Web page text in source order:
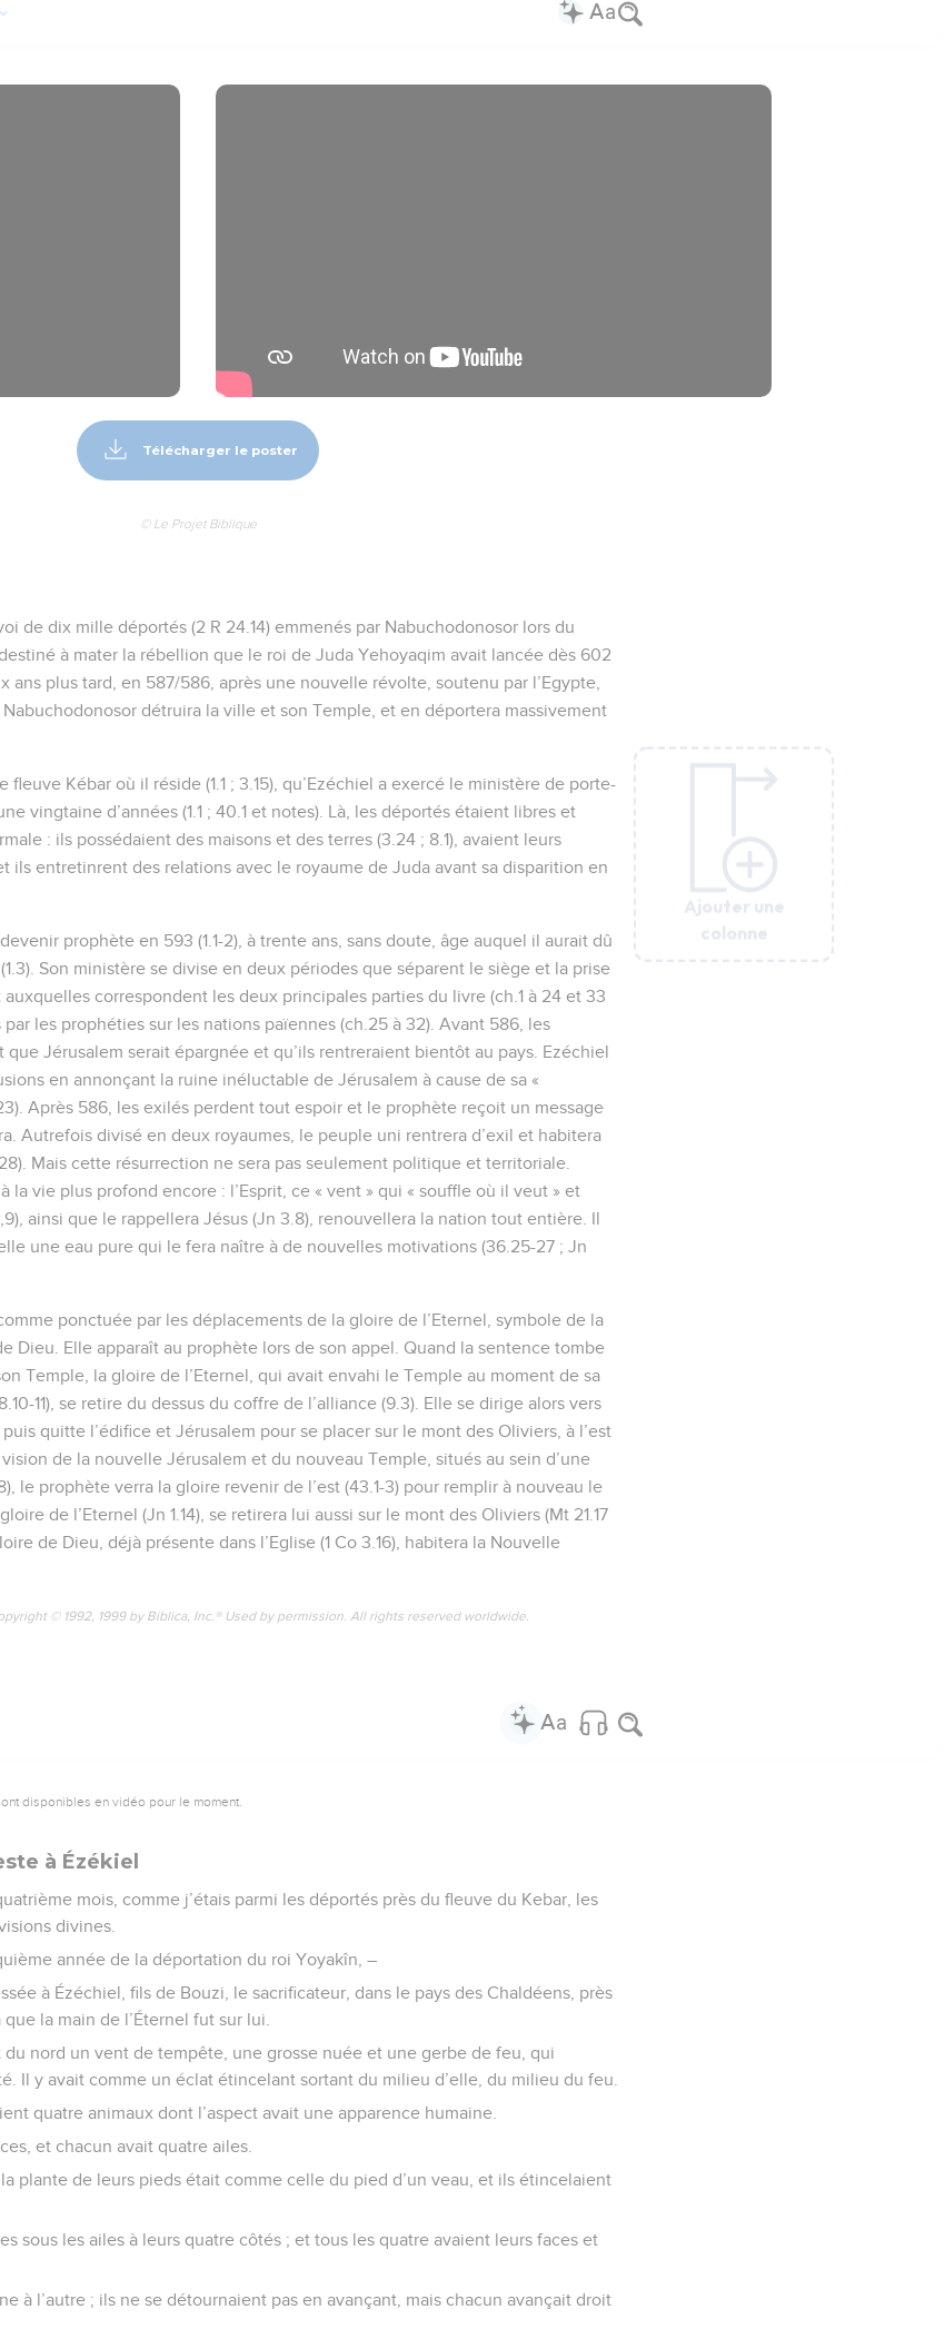
Ajouter une
colonne
Ajouter une
colonne
Télécharger le poster
© Le Projet Biblique
de dix mille déportés (2 R 24.14) emmenés par Nabuchodonosor lors du
à mater la rébellion que le roi de Juda Yehoyaqim avait lancée dès 602
ans plus tard, en 587/586, après une nouvelle révolte, soutenu par l’Egypte,
détruira la ville et son Temple, et en déportera massivement
fleuve Kébar où il réside (1.1 ; 3.15), qu’Ezéchiel a exercé le ministère de porte-
vingtaine d’années (1.1 ; 40.1 et notes). Là, les déportés étaient libres et
: ils possédaient des maisons et des terres (3.24 ; 8.1), avaient leurs
ils entretinrent des relations avec le royaume de Juda avant sa disparition en
prophète en 593 (1.1-2), à trente ans, sans doute, âge auquel il aurait dû
Son ministère se divise en deux périodes que séparent le siège et la prise
auxquelles correspondent les deux principales parties du livre (ch.1 à 24 et 33
les prophéties sur les nations païennes (ch.25 à 32). Avant 586, les
que Jérusalem serait épargnée et qu’ils rentreraient bientôt au pays. Ezéchiel
en annonçant la ruine inéluctable de Jérusalem à cause de sa «
Après 586, les exilés perdent tout espoir et le prophète reçoit un message
Autrefois divisé en deux royaumes, le peuple uni rentrera d’exil et habitera
Mais cette résurrection ne sera pas seulement politique et territoriale.
la vie plus profond encore : l’Esprit, ce « vent » qui « souffle où il veut » et
ainsi que le rappellera Jésus (Jn 3.8), renouvellera la nation tout entière. Il
une eau pure qui le fera naître à de nouvelles motivations (36.25-27 ; Jn
ponctuée par les déplacements de la gloire de l’Eternel, symbole de la
Dieu. Elle apparaît au prophète lors de son appel. Quand la sentence tombe
Temple, la gloire de l’Eternel, qui avait envahi le Temple au moment de sa
11), se retire du dessus du coffre de l’alliance (9.3). Elle se dirige alors vers
puis quitte l’édifice et Jérusalem pour se placer sur le mont des Oliviers, à l’est
vision de la nouvelle Jérusalem et du nouveau Temple, situés au sein d’une
le prophète verra la gloire revenir de l’est (43.1-3) pour remplir à nouveau le
de l’Eternel (Jn 1.14), se retirera lui aussi sur le mont des Oliviers (Mt 21.17
de Dieu, déjà présente dans l’Eglise (1 Co 3.16), habitera la Nouvelle
© 1992, 1999 by Biblica, Inc.® Used by permission. All rights reserved worldwide.
disponibles en vidéo pour le moment.
à Ézékiel
mois, comme j’étais parmi les déportés près du fleuve du Kebar, les
divines.
année de la déportation du roi Yoyakîn, –
à Ézéchiel, fils de Bouzi, le sacrificateur, dans le pays des Chaldéens, près
la main de l’Éternel fut sur lui.
du nord un vent de tempête, une grosse nuée et une gerbe de feu, qui
Il y avait comme un éclat étincelant sortant du milieu d’elle, du milieu du feu.
quatre animaux dont l’aspect avait une apparence humaine.
et chacun avait quatre ailes.
plante de leurs pieds était comme celle du pied d’un veau, et ils étincelaient
sous les ailes à leurs quatre côtés ; et tous les quatre avaient leurs faces et
à l’autre ; ils ne se détournaient pas en avançant, mais chacun avançait droit
Ajouter une
colonne
Ajouter une
colonne
Ajouter une
colonne